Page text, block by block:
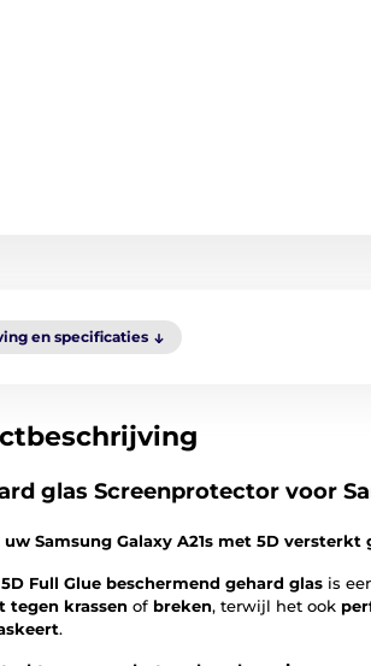
en specificaties
glas Screenprotector voor
uw Samsung Galaxy A21s met 5D
Full Glue beschermend gehard glas is
tegen krassen of breken, terwijl het ook
.